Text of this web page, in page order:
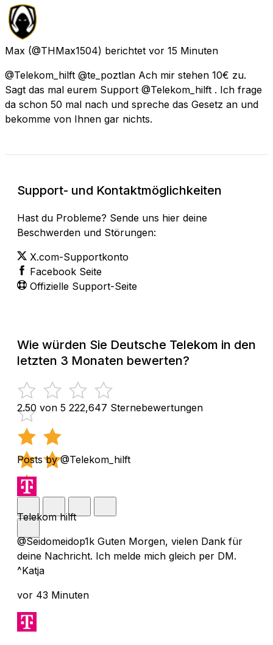
Max (@THMax1504) berichtet vor 15 Minuten
@Telekom_hilft @te_poztlan Ach mir stehen 10€ zu.
Sagt das mal eurem Support @Telekom_hilft . Ich frage
da schon 50 mal nach und spreche das Gesetz an und
bekomme von Ihnen gar nichts.
Support- und Kontaktmöglichkeiten
Hast du Probleme? Sende uns hier deine
Beschwerden und Störungen:
X.com-Supportkonto
Facebook Seite
Offizielle Support-Seite
Wie würden Sie Deutsche Telekom in den
letzten 3 Monaten bewerten?
2.50 von 5 222,647 Sternebewertungen
Posts by @Telekom_hilft
Telekom hilft
@Seidomeidop1k Guten Morgen, vielen Dank für
deine Nachricht. Ich melde mich gleich per DM.
^Katja
vor 43 Minuten